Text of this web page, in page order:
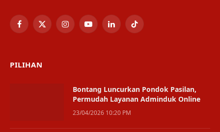
Facebook
X
InstagramYouTubeLinkedInTikTok
PILIHAN
Bontang Luncurkan Pondok Pasilan,
Permudah Layanan Adminduk Online
23/04/2026 10:20 PM